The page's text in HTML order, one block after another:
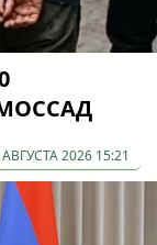
МОССАД
2026 15:21